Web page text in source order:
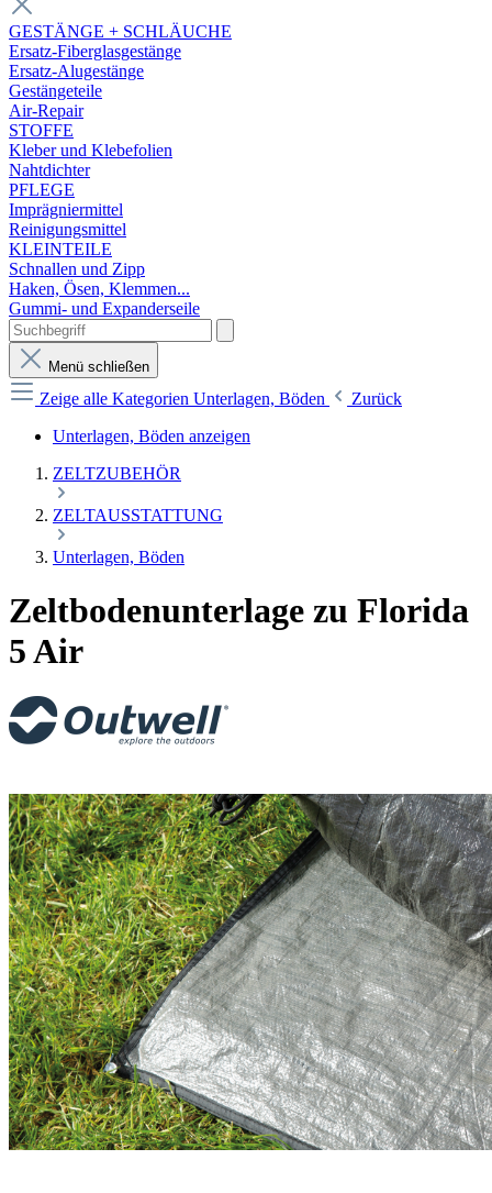
GESTÄNGE + SCHLÄUCHE
Ersatz-Fiberglasgestänge
Ersatz-Alugestänge
Gestängeteile
Air-Repair
STOFFE
Kleber und Klebefolien
Nahtdichter
PFLEGE
Imprägniermittel
Reinigungsmittel
KLEINTEILE
Schnallen und Zipp
Haken, Ösen, Klemmen...
Gummi- und Expanderseile
Menü schließen
Zeige alle Kategorien Unterlagen, Böden
Zurück
Unterlagen, Böden anzeigen
ZELTZUBEHÖR
ZELTAUSSTATTUNG
Unterlagen, Böden
Zeltbodenunterlage zu Florida
5 Air